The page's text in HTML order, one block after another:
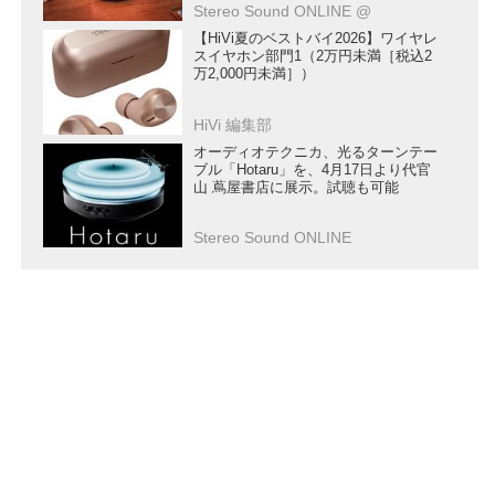
Stereo Sound ONLINE @
【HiVi夏のベストバイ2026】ワイヤレ
スイヤホン部門1（2万円未満［税込2
万2,000円未満］）
HiVi 編集部
オーディオテクニカ、光るターンテー
ブル「Hotaru」を、4月17日より代官
山 蔦屋書店に展示。試聴も可能
Stereo Sound ONLINE